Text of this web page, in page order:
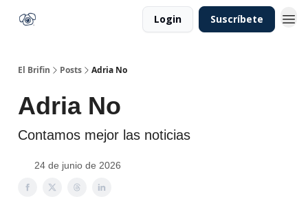
Login Suscríbete
El Brifin Posts Adria No
Adria No
Contamos mejor las noticias
24 de junio de 2026